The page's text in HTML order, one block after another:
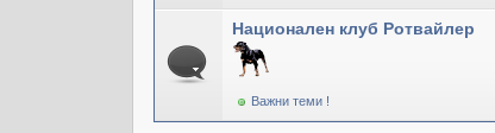
Национален клуб Ротвайлер
Важни теми !